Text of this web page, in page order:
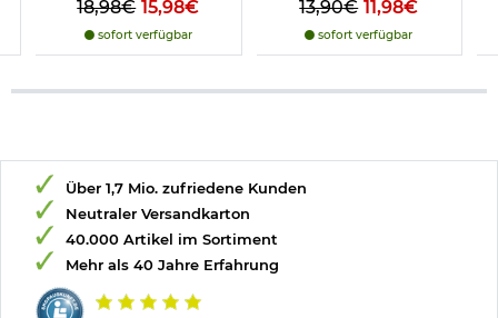
18,98€ 15,98€
sofort verfügbar
13,90€ 11,98€
sofort verfügbar
Über 1,7 Mio. zufriedene Kunden
Neutraler Versandkarton
40.000 Artikel im Sortiment
Mehr als 40 Jahre Erfahrung